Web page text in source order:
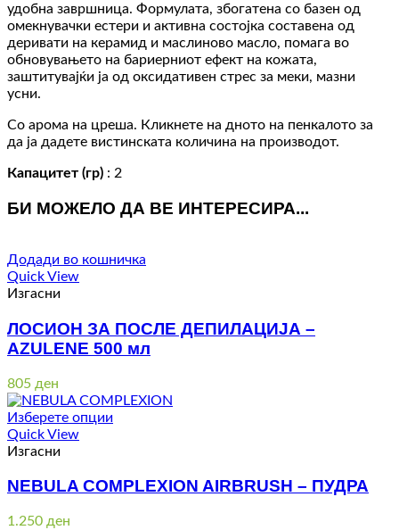
удобна завршница. Формулата, збогатена со базен од
омекнувачки естери и активна состојка составена од
деривати на керамид и маслиново масло, помага во
обновувањето на бариерниот ефект на кожата,
заштитувајќи ја од оксидативен стрес за меки, мазни
усни.
Со арома на цреша. Кликнете на дното на пенкалото за
да ја дадете вистинската количина на производот.
Капацитет (гр) : 2
БИ МОЖЕЛО ДА ВЕ ИНТЕРЕСИРА...
Додади во кошничка
Quick View
Изгасни
ЛОСИОН ЗА ПОСЛЕ ДЕПИЛАЦИЈА –
AZULENE 500 мл
805 ден
Изберете опции
Quick View
Изгасни
NEBULA COMPLEXION AIRBRUSH – ПУДРА
1.250 ден